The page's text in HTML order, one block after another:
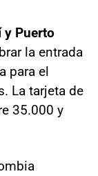
y Puerto
la entrada
para el
La tarjeta de
35.000 y